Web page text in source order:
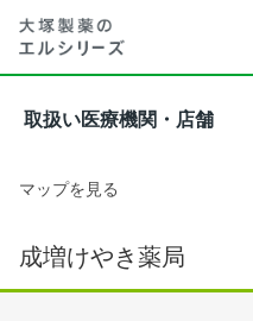
取扱い医療機関・店舗
マップを見る
成増けやき薬局